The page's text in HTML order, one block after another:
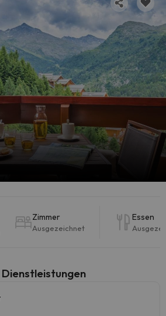
Zimmer
Ausgezeichnet
Essen